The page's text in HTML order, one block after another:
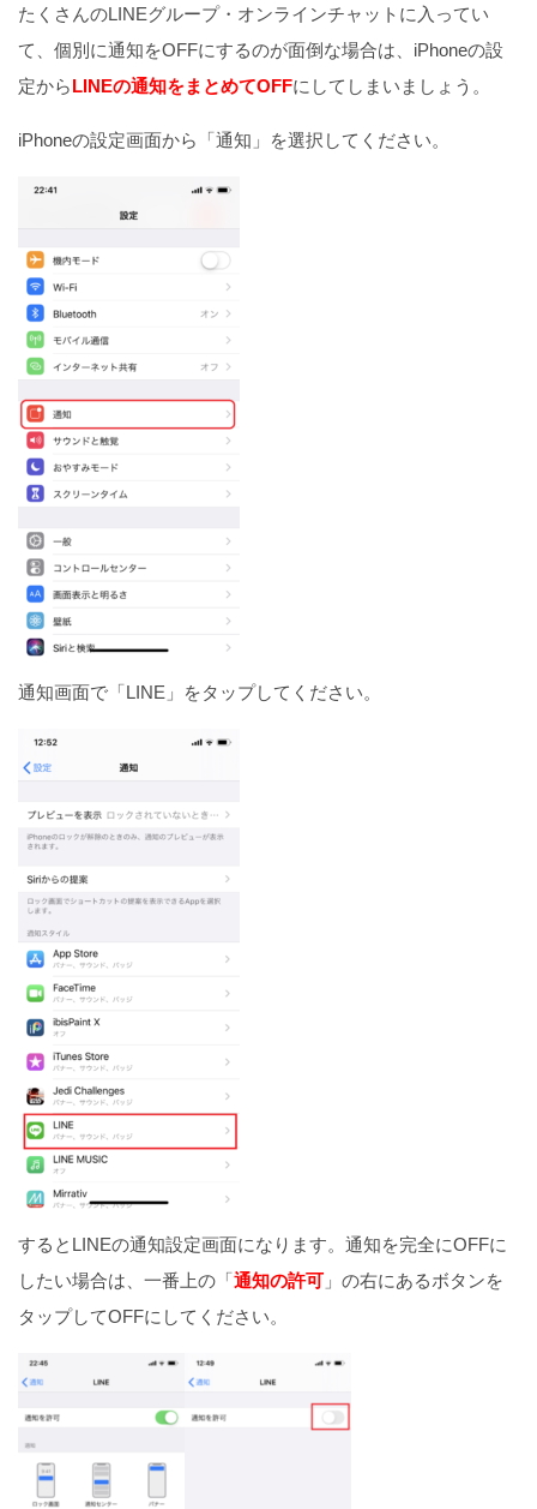
たくさんのLINEグループ・オンラインチャットに入ってい
て、個別に通知をOFFにするのが面倒な場合は、iPhoneの設
定からLINEの通知をまとめてOFFにしてしまいましょう。
iPhoneの設定画面から「通知」を選択してください。
通知画面で「LINE」をタップしてください。
するとLINEの通知設定画面になります。通知を完全にOFFに
したい場合は、一番上の「通知の許可 」の右にあるボタンを
タップしてOFFにしてください。